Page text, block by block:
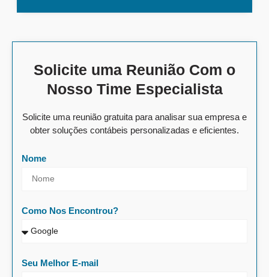
Solicite uma Reunião Com o
Nosso Time Especialista
Solicite uma reunião gratuita para analisar sua empresa e
obter soluções contábeis personalizadas e eficientes.
Nome
Como Nos Encontrou?
Seu Melhor E-mail